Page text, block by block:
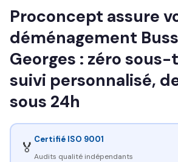
Proconcept assure
déménagement
Georges : zéro
suivi personnalisé,
sous 24h
🏅 Certifié ISO 9001
Audits qualité indépendants